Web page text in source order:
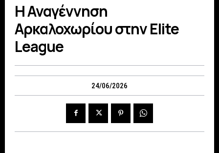
Η Αναγέννηση
Αρκαλοχωρίου στην Elite
League
24/06/2026